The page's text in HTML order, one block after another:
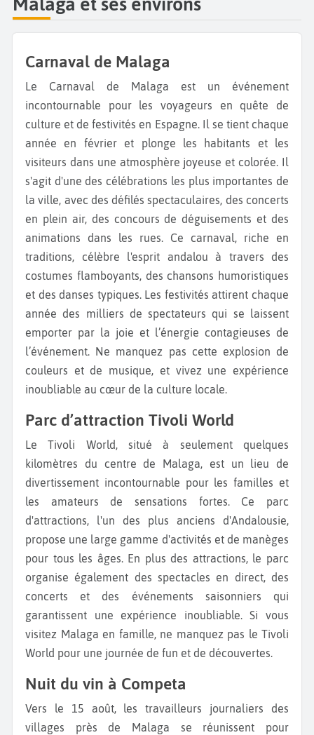
Carnaval de Malaga
Le Carnaval de Malaga est un événement
incontournable pour les voyageurs en quête de
culture et de festivités en Espagne. Il se tient chaque
année en février et plonge les habitants et les
visiteurs dans une atmosphère joyeuse et colorée. Il
s'agit d'une des célébrations les plus importantes de
la ville, avec des défilés spectaculaires, des concerts
en plein air, des concours de déguisements et des
animations dans les rues. Ce carnaval, riche en
traditions, célèbre l'esprit andalou à travers des
costumes flamboyants, des chansons humoristiques
et des danses typiques. Les festivités attirent chaque
année des milliers de spectateurs qui se laissent
emporter par la joie et l’énergie contagieuses de
l’événement. Ne manquez pas cette explosion de
couleurs et de musique, et vivez une expérience
inoubliable au cœur de la culture locale.
Parc d’attraction Tivoli World
Le Tivoli World, situé à seulement quelques
kilomètres du centre de Malaga, est un lieu de
divertissement incontournable pour les familles et
les amateurs de sensations fortes. Ce parc
d'attractions, l'un des plus anciens d'Andalousie,
propose une large gamme d'activités et de manèges
pour tous les âges. En plus des attractions, le parc
organise également des spectacles en direct, des
concerts et des événements saisonniers qui
garantissent une expérience inoubliable. Si vous
visitez Malaga en famille, ne manquez pas le Tivoli
World pour une journée de fun et de découvertes.
Nuit du vin à Competa
Vers le 15 août, les travailleurs journaliers des
villages près de Malaga se réunissent pour